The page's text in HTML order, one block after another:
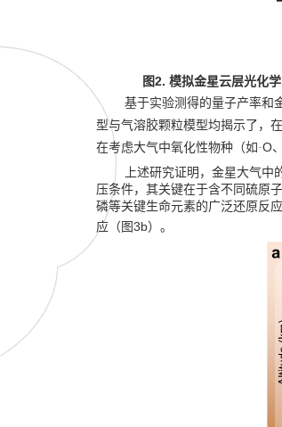
图2.模拟金星云层光化
基于实验测得的量子产率和
型与气溶胶颗粒模型均揭示了，在
在考虑大气中氧化性物种（如·O、
上述研究证明，金星大气
压条件，其关键在于含不同硫原
磷等关键生命元素的广泛还原反
应（图3b）。